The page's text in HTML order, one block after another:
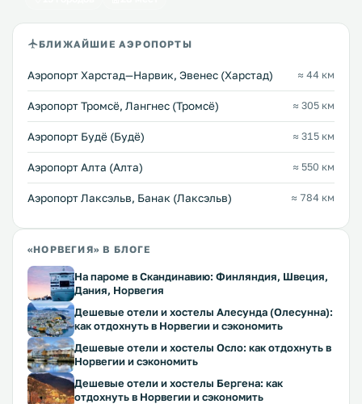
БЛИЖАЙШИЕ АЭРОПОРТЫ
Аэропорт Харстад—Нарвик, Эвенес (Харстад) ≈ 44 км
Аэропорт Тромсё, Лангнес (Тромсё) ≈ 305 км
Аэропорт Будё (Будё) ≈ 315 км
Аэропорт Алта (Алта) ≈ 550 км
Аэропорт Лаксэльв, Банак (Лаксэльв) ≈ 784 км
«НОРВЕГИЯ» В БЛОГЕ
На пароме в Скандинавию: Финляндия, Швеция,
Дания, Норвегия
Дешевые отели и хостелы Алесунда (Олесунна):
как отдохнуть в Норвегии и сэкономить
Дешевые отели и хостелы Осло: как отдохнуть в
Норвегии и сэкономить
Дешевые отели и хостелы Бергена: как
отдохнуть в Норвегии и сэкономить